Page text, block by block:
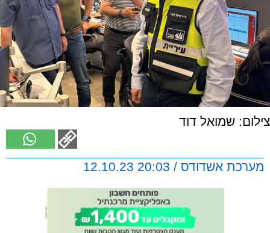
צילום: שמואל דוד
מערכת אשדודס / 20:03 12.10.23